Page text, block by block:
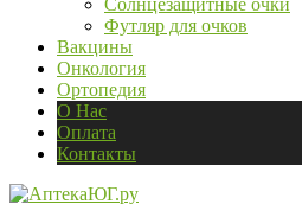
Солнцезащитные очки
Футляр для очков
Вакцины
Онкология
Ортопедия
О Нас
Оплата
Контакты